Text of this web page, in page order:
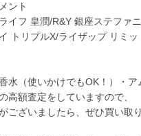
ント
ライフ 皇潤/R&Y 銀座ステフ
トリプルX/ライザップ リミ
水（使いかけでもOK！）・
高額査定をしていますので、
ございましたら、ぜひ買い取